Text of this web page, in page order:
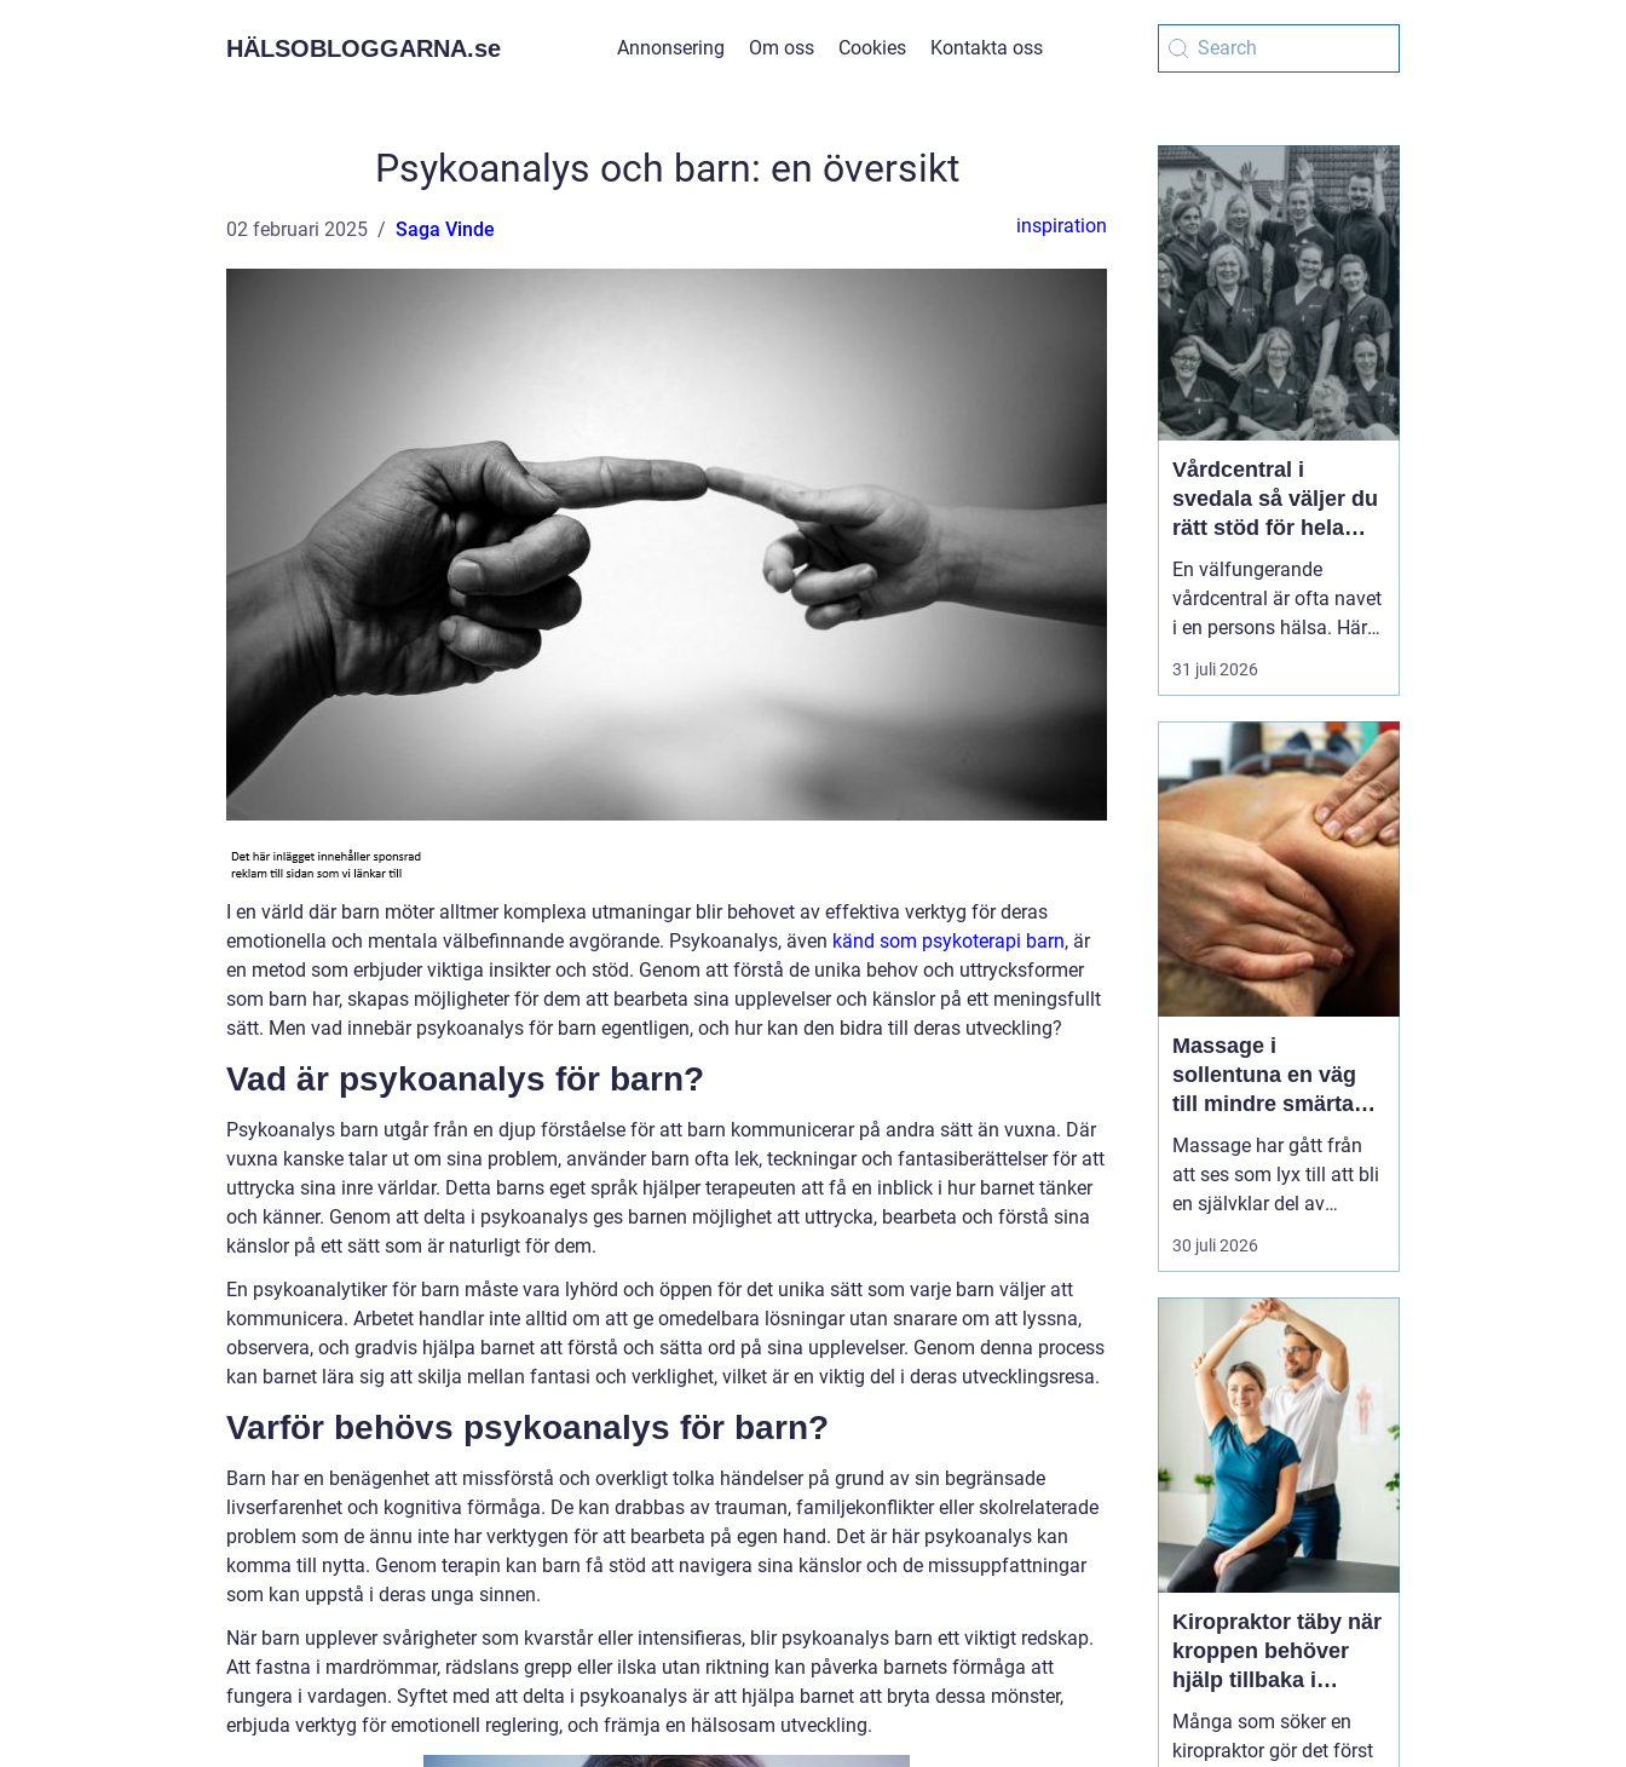
HÄLSOBLOGGARNA.se Annonsering Om oss Cookies Kontakta oss
Psykoanalys och barn: en översikt
02 februari 2025 Saga Vinde inspiration
I en värld där barn möter alltmer komplexa utmaningar blir behovet av effektiva verktyg för deras
emotionella och mentala välbefinnande avgörande. Psykoanalys, även känd som psykoterapi barn, är
en metod som erbjuder viktiga insikter och stöd. Genom att förstå de unika behov och uttrycksformer
som barn har, skapas möjligheter för dem att bearbeta sina upplevelser och känslor på ett meningsfullt
sätt. Men vad innebär psykoanalys för barn egentligen, och hur kan den bidra till deras utveckling?
Vad är psykoanalys för barn?
Psykoanalys barn utgår från en djup förståelse för att barn kommunicerar på andra sätt än vuxna. Där
vuxna kanske talar ut om sina problem, använder barn ofta lek, teckningar och fantasiberättelser för att
uttrycka sina inre världar. Detta barns eget språk hjälper terapeuten att få en inblick i hur barnet tänker
och känner. Genom att delta i psykoanalys ges barnen möjlighet att uttrycka, bearbeta och förstå sina
känslor på ett sätt som är naturligt för dem.
En psykoanalytiker för barn måste vara lyhörd och öppen för det unika sätt som varje barn väljer att
kommunicera. Arbetet handlar inte alltid om att ge omedelbara lösningar utan snarare om att lyssna,
observera, och gradvis hjälpa barnet att förstå och sätta ord på sina upplevelser. Genom denna process
kan barnet lära sig att skilja mellan fantasi och verklighet, vilket är en viktig del i deras utvecklingsresa.
Varför behövs psykoanalys för barn?
Barn har en benägenhet att missförstå och overkligt tolka händelser på grund av sin begränsade
livserfarenhet och kognitiva förmåga. De kan drabbas av trauman, familjekonflikter eller skolrelaterade
problem som de ännu inte har verktygen för att bearbeta på egen hand. Det är här psykoanalys kan
komma till nytta. Genom terapin kan barn få stöd att navigera sina känslor och de missuppfattningar
som kan uppstå i deras unga sinnen.
När barn upplever svårigheter som kvarstår eller intensifieras, blir psykoanalys barn ett viktigt redskap.
Att fastna i mardrömmar, rädslans grepp eller ilska utan riktning kan påverka barnets förmåga att
fungera i vardagen. Syftet med att delta i psykoanalys är att hjälpa barnet att bryta dessa mönster,
erbjuda verktyg för emotionell reglering, och främja en hälsosam utveckling.
Vårdcentral i
svedala så väljer du
rätt stöd för hela
livet
En välfungerande
vårdcentral är ofta navet
i en persons hälsa. Här
får människor hjälp med
allt från förkylningar och
sjukdomar, psykisk
ohälsa och
rehabilitering. I en
växande kommun som
Svedala blir valet av
vårdcentral extr...
31 juli 2026
Massage i
sollentuna en väg
till mindre smärta
och mer ork i
vardagen
Massage har gått från
att ses som lyx till att bli
en självklar del av
många människors
hälsa och vardag. Allt
norr om Stockholm
sökerprofessionell
massage Sollentuna för
30 juli 2026
Kiropraktor täby när
kroppen behöver
hjälp tillbaka i
balans
Många som söker en
kiropraktor gör det först